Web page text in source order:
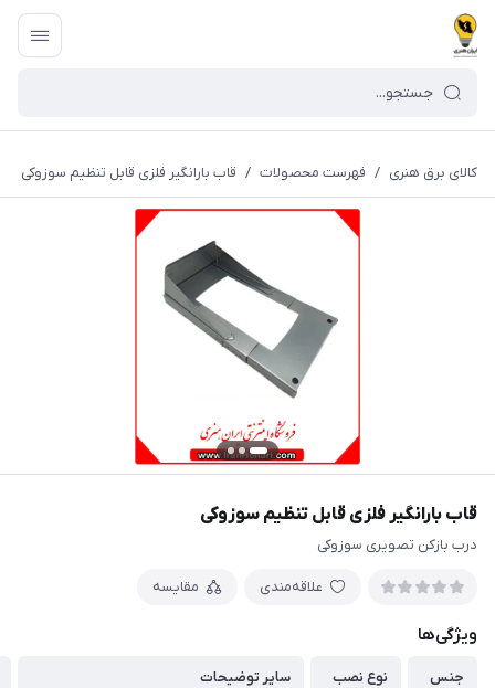
کالای برق هنری / فهرست محصولات / قاب بارانگیر فلزی قابل تنظیم سوزوکی
قاب بارانگیر فلزی قابل تنظیم سوزوکی
درب بازکن تصویری سوزوکی
علاقه‌مندی مقایسه
ویژگی‌ها
جنس
نوع نصب
سایر توضیحات